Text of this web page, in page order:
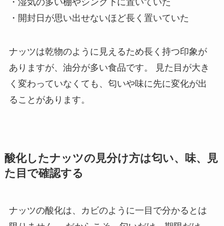
・開封日が思い出せないほど長く置いていた
ナッツは乾物のように見えるため長く持つ印象が
ありますが、油分が多い食品です。 見た目が大き
く変わっていなくても、匂いや味に先に変化が出
ることがあります。
酸化したナッツの見分け方は匂い、味、見
た目で確認する
ナッツの酸化は、カビのように一目で分かるとは